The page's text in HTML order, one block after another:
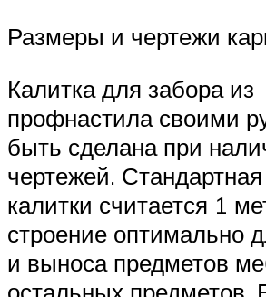
Размеры и чертежи
Калитка для забора из
профнастила своими
быть сделана при
чертежей.
калитки считается 1
строение оптимально
и выноса предметов